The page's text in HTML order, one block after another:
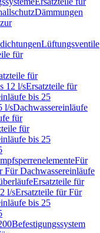
Dämmungen
Lüftungsventile
für
für
12 l/sErsatzteile für
bis 25
l/sDachwassereinläufe
für
für
bis 25
Für
Für Dachwassereinläufe
Ersatzteile für
l/sErsatzteile für Für
bis 25
Befestigungssystem